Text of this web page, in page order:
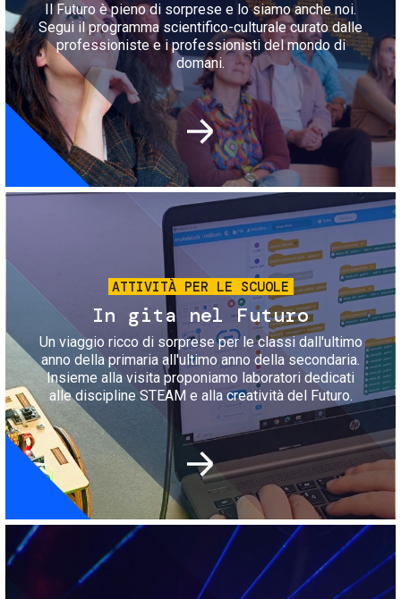
Il Futuro è pieno di sorprese e lo siamo anche noi.
Segui il programma scientifico-culturale curato dalle
professioniste e i professionisti del mondo di
domani.
Immagine
ATTIVITÀ PER LE SCUOLE
In gita nel Futuro
Un viaggio ricco di sorprese per le classi dall'ultimo
anno della primaria all'ultimo anno della secondaria.
Insieme alla visita proponiamo laboratori dedicati
alle discipline STEAM e alla creatività del Futuro.
Immagine